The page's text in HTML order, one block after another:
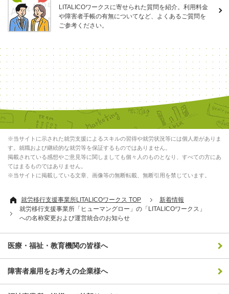
LITALICOワークスに寄せられた質問を紹介。利用料金
や障害者手帳の有無についてなど、よくあるご質問を
ご参考ください。
※当サイトに示された就労支援によるスキルの習得や就労状況等には個人差がありま
す。就職および継続的な就労等を保証するものではありません。
掲載されている感想やご意見等に関しましても個々人のものとなり、すべての方にあ
てはまるものではありません。
※当サイトに掲載している文章、画像等の無断転載、無断引用を禁じています。
就労移行支援事業所LITALICOワークス TOP
新着情報
就労移行支援事業所「ヒューマングロー」の「LITALICOワークス」
への名称変更および運営統合のお知らせ
医療・福祉・教育機関の皆様へ
障害者雇用をお考えの企業様へ